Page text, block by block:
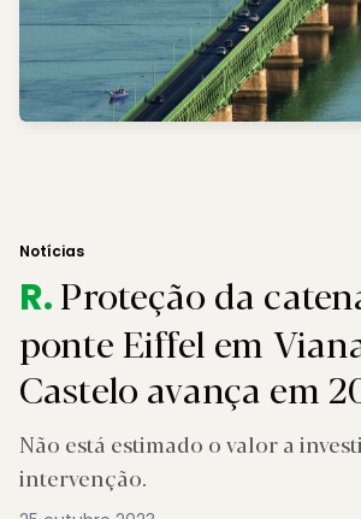
Notícias
R.Proteção da
ponte Eiffel em
Castelo avança em
Não está estimado o valor a
intervenção.